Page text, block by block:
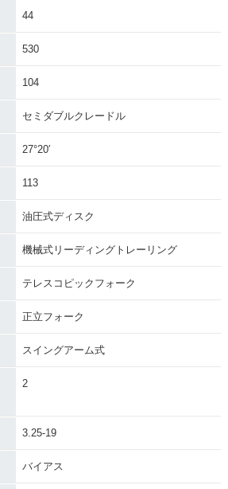
44
530
104
セミダブルクレードル
27°20′
113
油圧式ディスク
機械式リーディングトレーリング
テレスコピックフォーク
正立フォーク
スイングアーム式
2
3.25-19
バイアス